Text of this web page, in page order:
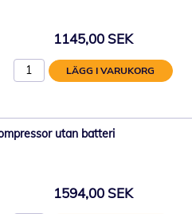
1145,00 SEK
LÄGG I VARUKORG
utan batteri
1594,00 SEK